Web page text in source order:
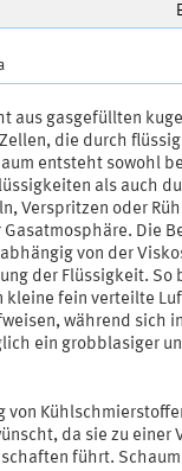
aus gasgefüllten
die durch
entsteht sowohl
als auch
Verspritzen oder
Gasatmosphäre. Die
von der
der Flüssigkeit. So
kleine fein verteilte
während sich
ein grobblasiger
von
da sie zu einer
führt.